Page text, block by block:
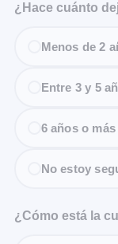
¿Hace cuánto
Menos de 2
Entre 3 y 5
6 años o más
No estoy
¿Cómo está la